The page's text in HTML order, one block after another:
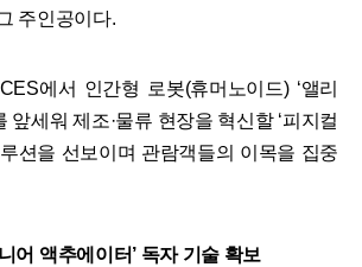
주인공이다.
에서 인간형 로봇(휴머노이드) ‘앨리
앞세워 제조·물류 현장을 혁신할 ‘피지컬
루션을 선보이며 관람객들의 이목을 집중
어 액추에이터’ 독자 기술 확보